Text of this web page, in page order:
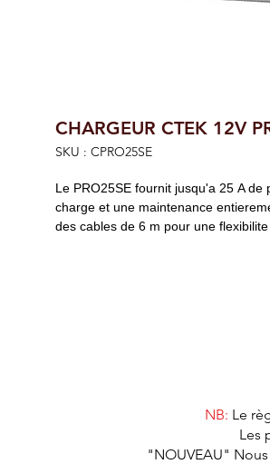
CHARGEUR CTEK 12V
SKU : CPRO25SE
Le PRO25SE fournit jusqu'a 25 A
charge et une maintenance
des cables de 6 m pour une flexibilite
NB: Le
Les
"NOUVEAU"